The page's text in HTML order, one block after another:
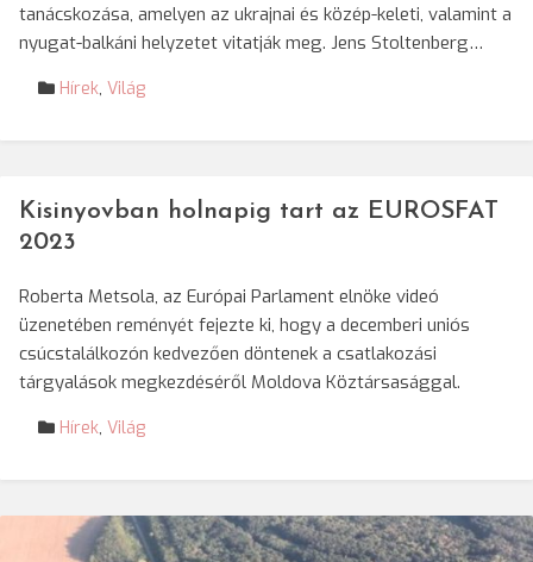
tanácskozása, amelyen az ukrajnai és közép-keleti, valamint a
nyugat-balkáni helyzetet vitatják meg. Jens Stoltenberg…
Hírek, Világ
Kisinyovban holnapig tart az EUROSFAT
2023
Roberta Metsola, az Európai Parlament elnöke videó
üzenetében reményét fejezte ki, hogy a decemberi uniós
csúcstalálkozón kedvezően döntenek a csatlakozási
tárgyalások megkezdéséről Moldova Köztársasággal.
Hírek, Világ